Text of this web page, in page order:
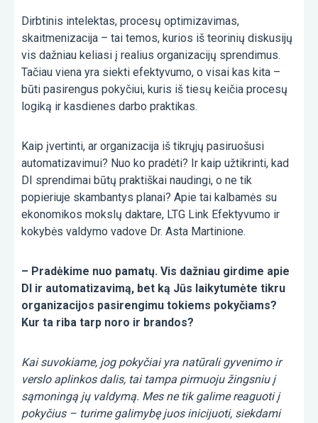
Dirbtinis intelektas, procesų optimizavimas,
skaitmenizacija – tai temos, kurios iš teorinių diskusijų
vis dažniau keliasi į realius organizacijų sprendimus.
Tačiau viena yra siekti efektyvumo, o visai kas kita –
būti pasirengus pokyčiui, kuris iš tiesų keičia procesų
logiką ir kasdienes darbo praktikas.
Kaip įvertinti, ar organizacija iš tikrųjų pasiruošusi
automatizavimui? Nuo ko pradėti? Ir kaip užtikrinti, kad
DI sprendimai būtų praktiškai naudingi, o ne tik
popieriuje skambantys planai? Apie tai kalbamės su
ekonomikos mokslų daktare, LTG Link Efektyvumo ir
kokybės valdymo vadove Dr. Asta Martinione.
– Pradėkime nuo pamatų. Vis dažniau girdime apie
DI ir automatizavimą, bet ką Jūs laikytumėte tikru
organizacijos pasirengimu tokiems pokyčiams?
Kur ta riba tarp noro ir brandos?
Kai suvokiame, jog pokyčiai yra natūrali gyvenimo ir
verslo aplinkos dalis, tai tampa pirmuoju žingsniu į
sąmoningą jų valdymą. Mes ne tik galime reaguoti į
pokyčius – turime galimybę juos inicijuoti, siekdami